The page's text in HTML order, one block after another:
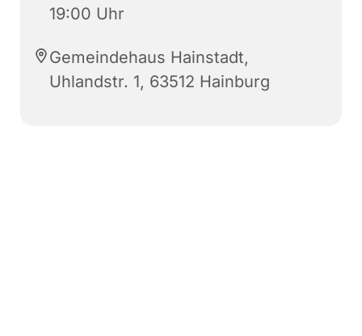
19:00 Uhr
Gemeindehaus Hainstadt,
Uhlandstr. 1, 63512 Hainburg